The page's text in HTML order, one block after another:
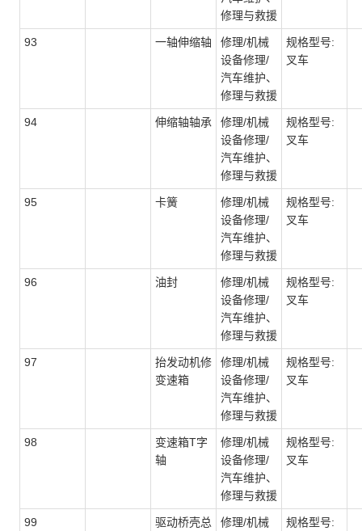
修理与救援
93 一轴伸缩轴
修理/机械
设备修理/
汽车维护、
修理与救援
规格型号:
叉车
94 伸缩轴轴承
修理/机械
设备修理/
汽车维护、
修理与救援
规格型号:
叉车
95 卡簧
修理/机械
设备修理/
汽车维护、
修理与救援
规格型号:
叉车
96 油封
修理/机械
设备修理/
汽车维护、
修理与救援
规格型号:
叉车
97
抬发动机修
变速箱
修理/机械
设备修理/
汽车维护、
修理与救援
规格型号:
叉车
98
变速箱T字
轴
修理/机械
设备修理/
汽车维护、
修理与救援
规格型号:
叉车
99
驱动桥壳总
修理/机械
规格型号: